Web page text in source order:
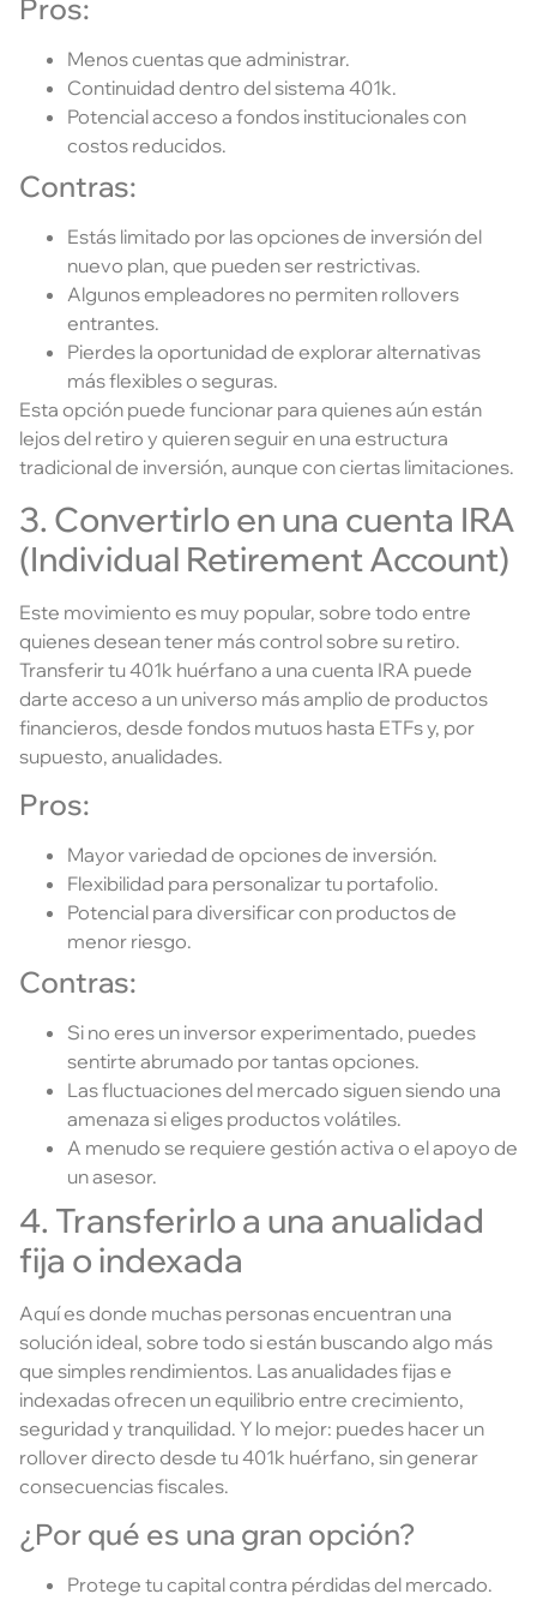
Pros:
Menos cuentas que administrar.
Continuidad dentro del sistema 401k.
Potencial acceso a fondos institucionales con
costos reducidos.
Contras:
Estás limitado por las opciones de inversión del
nuevo plan, que pueden ser restrictivas.
Algunos empleadores no permiten rollovers
entrantes.
Pierdes la oportunidad de explorar alternativas
más flexibles o seguras.
Esta opción puede funcionar para quienes aún están
lejos del retiro y quieren seguir en una estructura
tradicional de inversión, aunque con ciertas limitaciones.
3. Convertirlo en una cuenta IRA
(Individual Retirement Account)
Este movimiento es muy popular, sobre todo entre
quienes desean tener más control sobre su retiro.
Transferir tu 401k huérfano a una cuenta IRA puede
darte acceso a un universo más amplio de productos
financieros, desde fondos mutuos hasta ETFs y, por
supuesto, anualidades.
Pros:
Mayor variedad de opciones de inversión.
Flexibilidad para personalizar tu portafolio.
Potencial para diversificar con productos de
menor riesgo.
Contras:
Si no eres un inversor experimentado, puedes
sentirte abrumado por tantas opciones.
Las fluctuaciones del mercado siguen siendo una
amenaza si eliges productos volátiles.
A menudo se requiere gestión activa o el apoyo de
un asesor.
4. Transferirlo a una anualidad
fija o indexada
Aquí es donde muchas personas encuentran una
solución ideal, sobre todo si están buscando algo más
que simples rendimientos. Las anualidades fijas e
indexadas ofrecen un equilibrio entre crecimiento,
seguridad y tranquilidad. Y lo mejor: puedes hacer un
rollover directo desde tu 401k huérfano, sin generar
consecuencias fiscales.
¿Por qué es una gran opción?
Protege tu capital contra pérdidas del mercado.